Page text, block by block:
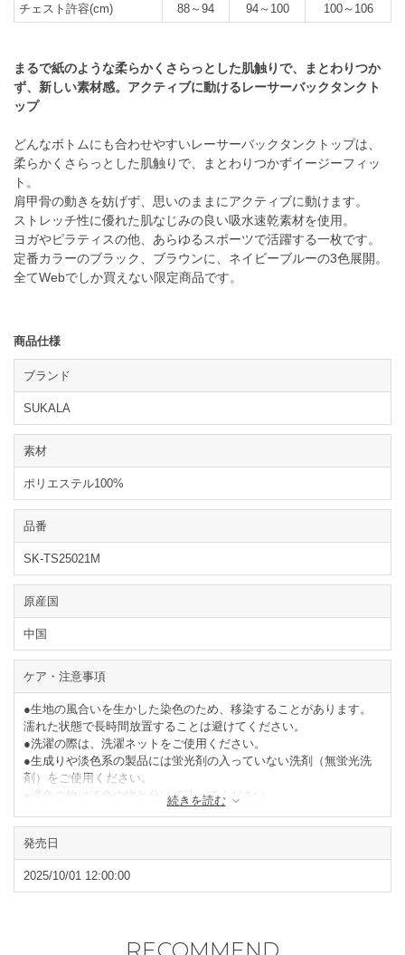
チェスト許容(cm)
88～94 94～100 100～106
まるで紙のような柔らかくさらっとした肌触りで、まとわりつか
ず、新しい素材感。アクティブに動けるレーサーバックタンクト
ップ
どんなボトムにも合わせやすいレーサーバックタンクトップは、
柔らかくさらっとした肌触りで、まとわりつかずイージーフィッ
ト。
肩甲骨の動きを妨げず、思いのままにアクティブに動けます。
ストレッチ性に優れた肌なじみの良い吸水速乾素材を使用。
ヨガやピラティスの他、あらゆるスポーツで活躍する一枚です。
定番カラーのブラック、ブラウンに、ネイビーブルーの3色展開。
全てWebでしか買えない限定商品です。
商品仕様
ブランド
SUKALA
素材
ポリエステル100%
品番
SK-TS25021M
原産国
中国
ケア・注意事項
●生地の風合いを生かした染色のため、移染することがあります。
濡れた状態で長時間放置することは避けてください。
●洗濯の際は、洗濯ネットをご使用ください。
●生成りや淡色系の製品には蛍光剤の入っていない洗剤（無蛍光洗
剤）をご使用ください。
●濃色の物は淡色の物と分けて洗ってください。
●形を整えて陰干ししてください。
続きを読む
発売日
2025/10/01 12:00:00